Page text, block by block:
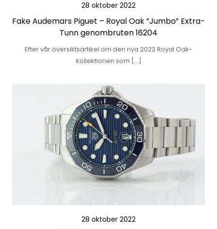
28 oktober 2022
Fake Audemars Piguet – Royal Oak ”Jumbo” Extra-
Tunn genombruten 16204
Efter vår översiktsartikel om den nya 2022 Royal Oak-
kollektionen som […]
28 oktober 2022